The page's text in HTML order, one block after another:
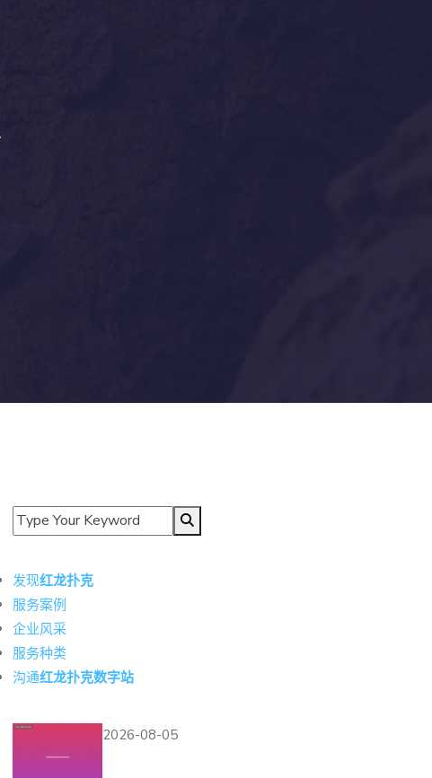
发现红龙扑克
服务案例
企业风采
服务种类
沟通红龙扑克数字站
2026-08-05